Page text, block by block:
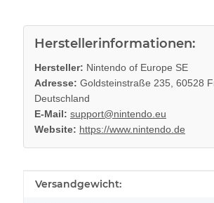
Herstellerinformationen:
Hersteller: Nintendo of Europe SE
Adresse: Goldsteinstraße 235, 60528
Deutschland
E-Mail: support@nintendo.eu
Website: https://www.nintendo.de
Produkteigenschaft
Wert
Versandgewicht: